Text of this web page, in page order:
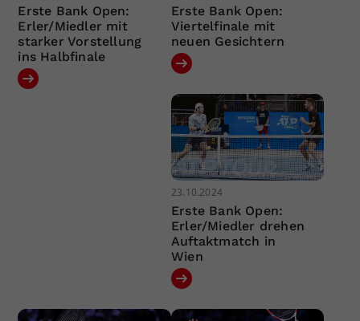
Erste Bank Open:
Erler/Miedler mit
starker Vorstellung
ins Halbfinale
Erste Bank Open:
Viertelfinale mit
neuen Gesichtern
23.10.2024
Erste Bank Open:
Erler/Miedler drehen
Auftaktmatch in
Wien